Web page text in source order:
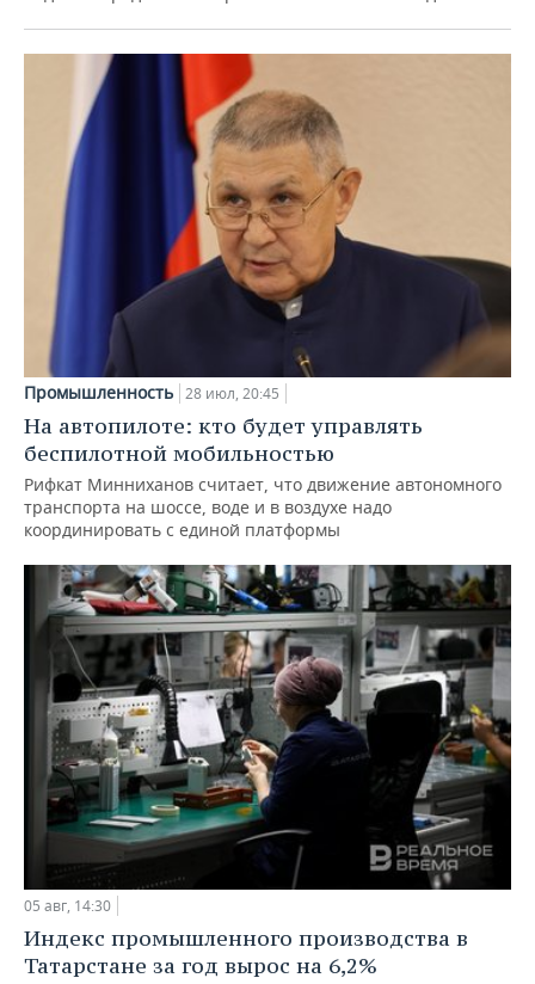
Промышленность 28 июл, 20:45
На автопилоте: кто будет управлять
беспилотной мобильностью
Рифкат Минниханов считает, что движение автономного
транспорта на шоссе, воде и в воздухе надо
координировать с единой платформы
05 авг, 14:30
Индекс промышленного производства в
Татарстане за год вырос на 6,2%